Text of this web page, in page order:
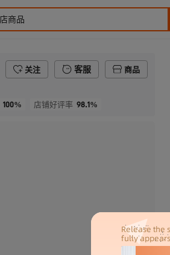
关注 客服
商品
100% 店铺好评率 98.1%